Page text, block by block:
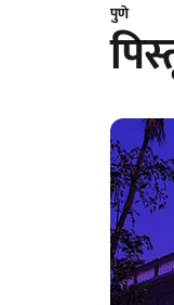
पुणे